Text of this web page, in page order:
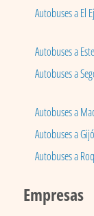
Autobuses a El
Autobuses a
Autobuses a
Autobuses a
Autobuses a
Autobuses a
Empresas